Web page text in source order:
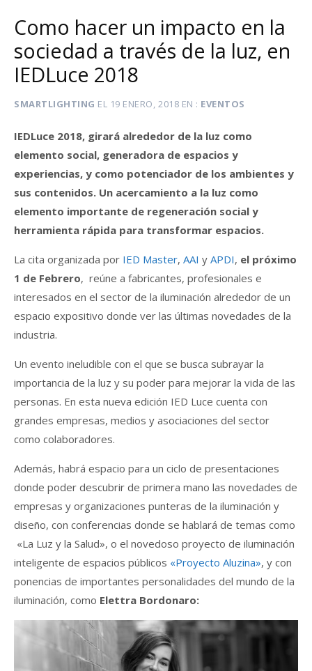
Como hacer un impacto en la
sociedad a través de la luz, en
IEDLuce 2018
SMARTLIGHTING EL 19 ENERO, 2018 EN EVENTOS
IEDLuce 2018, girará alrededor de la luz como
elemento social, generadora de espacios y
experiencias, y como potenciador de los ambientes y
sus contenidos. Un acercamiento a la luz como
elemento importante de regeneración social y
herramienta rápida para transformar espacios.
La cita organizada por IED Master, AAI y APDI, el próximo
1 de Febrero, reúne a fabricantes, profesionales e
interesados en el sector de la iluminación alrededor de un
espacio expositivo donde ver las últimas novedades de la
industria.
Un evento ineludible con el que se busca subrayar la
importancia de la luz y su poder para mejorar la vida de las
personas. En esta nueva edición IED Luce cuenta con
grandes empresas, medios y asociaciones del sector
como colaboradores.
Además, habrá espacio para un ciclo de presentaciones
donde poder descubrir de primera mano las novedades de
empresas y organizaciones punteras de la iluminación y
diseño, con conferencias donde se hablará de temas como
«La Luz y la Salud», o el novedoso proyecto de iluminación
inteligente de espacios públicos «Proyecto Aluzina», y con
ponencias de importantes personalidades del mundo de la
iluminación, como Elettra Bordonaro: